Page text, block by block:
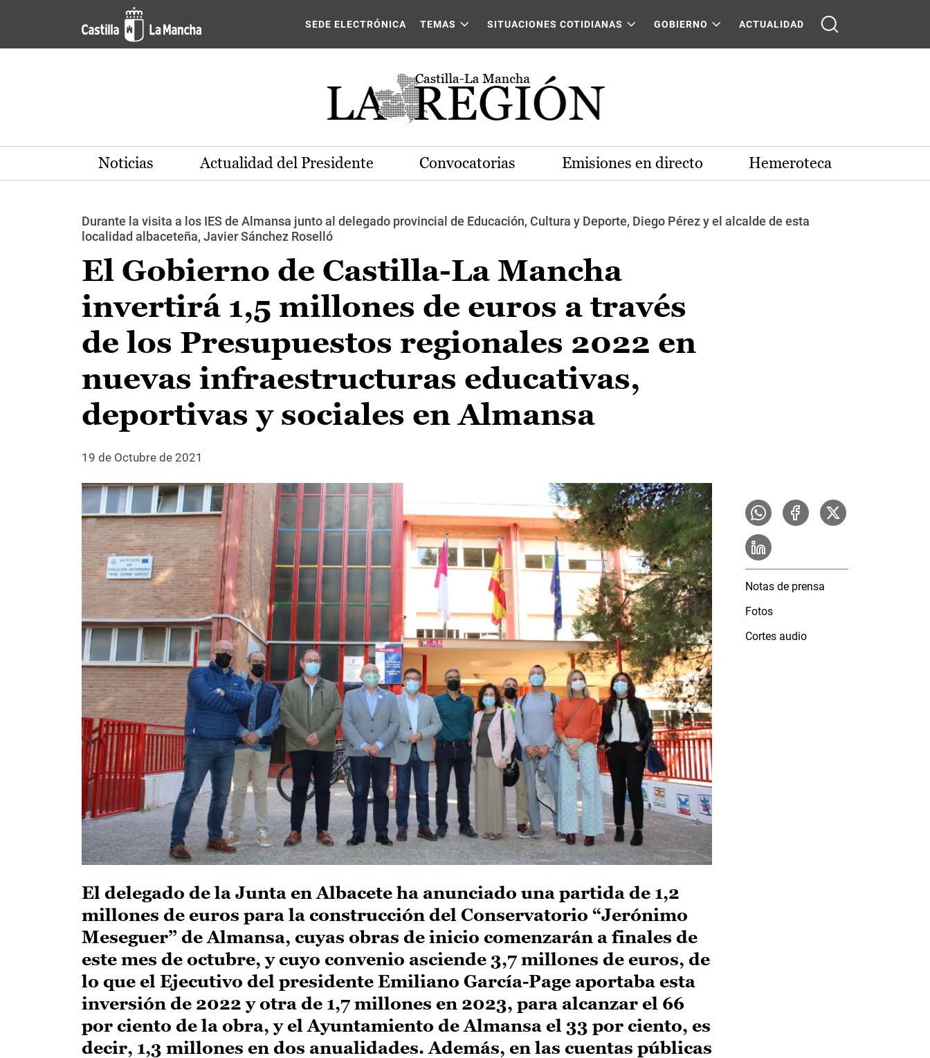
Pasar al contenido principal
SEDE ELECTRÓNICA TEMAS SITUACIONES COTIDIANAS GOBIERNO ACTUALIDAD
Noticias Actualidad del Presidente Convocatorias Emisiones en directo Hemeroteca
Durante la visita a los IES de Almansa junto al delegado provincial de Educación, Cultura y Deporte, Diego Pérez y el alcalde de esta
localidad albaceteña, Javier Sánchez Roselló
El Gobierno de Castilla-La Mancha
invertirá 1,5 millones de euros a través
de los Presupuestos regionales 2022 en
nuevas infraestructuras educativas,
deportivas y sociales en Almansa
19 de Octubre de 2021
El delegado de la Junta en Albacete ha anunciado una partida de 1,2
millones de euros para la construcción del Conservatorio “Jerónimo
Meseguer” de Almansa, cuyas obras de inicio comenzarán a finales de
este mes de octubre, y cuyo convenio asciende 3,7 millones de euros, de
lo que el Ejecutivo del presidente Emiliano García-Page aportaba esta
inversión de 2022 y otra de 1,7 millones en 2023, para alcanzar el 66
por ciento de la obra, y el Ayuntamiento de Almansa el 33 por ciento, es
decir, 1,3 millones en dos anualidades. Además, en las cuentas públicas
Notas de prensa
Fotos
Cortes audio